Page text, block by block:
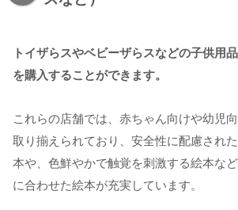
トイザらスやベビーザらスなどの子供用
を購入することができます。
これらの店舗では、赤ちゃん向けや幼児
取り揃えられており、安全性に配慮され
本や、色鮮やかで触覚を刺激する絵本な
に合わせた絵本が充実しています。